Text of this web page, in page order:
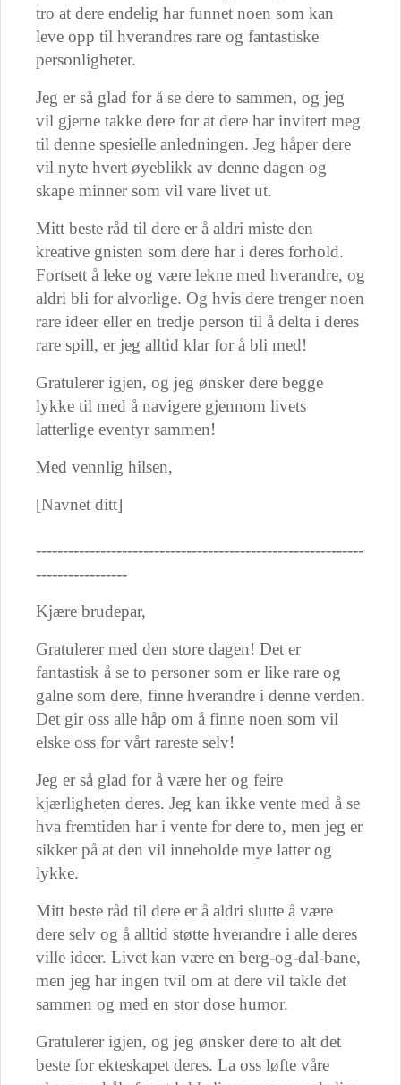
tro at dere endelig har funnet noen som kan
leve opp til hverandres rare og fantastiske
personligheter.
Jeg er så glad for å se dere to sammen, og jeg
vil gjerne takke dere for at dere har invitert meg
til denne spesielle anledningen. Jeg håper dere
vil nyte hvert øyeblikk av denne dagen og
skape minner som vil vare livet ut.
Mitt beste råd til dere er å aldri miste den
kreative gnisten som dere har i deres forhold.
Fortsett å leke og være lekne med hverandre, og
aldri bli for alvorlige. Og hvis dere trenger noen
rare ideer eller en tredje person til å delta i deres
rare spill, er jeg alltid klar for å bli med!
Gratulerer igjen, og jeg ønsker dere begge
lykke til med å navigere gjennom livets
latterlige eventyr sammen!
Med vennlig hilsen,
[Navnet ditt]
-------------------------------------------------------------
-----------------
Kjære brudepar,
Gratulerer med den store dagen! Det er
fantastisk å se to personer som er like rare og
galne som dere, finne hverandre i denne verden.
Det gir oss alle håp om å finne noen som vil
elske oss for vårt rareste selv!
Jeg er så glad for å være her og feire
kjærligheten deres. Jeg kan ikke vente med å se
hva fremtiden har i vente for dere to, men jeg er
sikker på at den vil inneholde mye latter og
lykke.
Mitt beste råd til dere er å aldri slutte å være
dere selv og å alltid støtte hverandre i alle deres
ville ideer. Livet kan være en berg-og-dal-bane,
men jeg har ingen tvil om at dere vil takle det
sammen og med en stor dose humor.
Gratulerer igjen, og jeg ønsker dere to alt det
beste for ekteskapet deres. La oss løfte våre